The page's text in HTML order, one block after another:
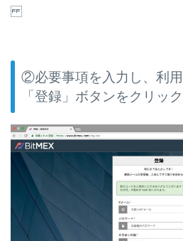
②必要事項を入力し、利
「登録」ボタンをクリッ